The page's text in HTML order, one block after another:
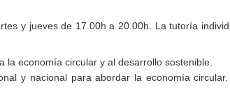
y jueves de 17.00h a 20.00h. La tutoría
la economía circular y al desarrollo sostenible.
y nacional para abordar la economía